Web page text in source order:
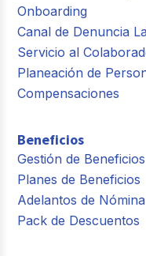
Onboarding
Canal de Denuncia
Servicio al
Planeación de
Compensaciones
Beneficios
Gestión de Beneficios
Planes de Beneficios
Adelantos de Nómina
Pack de Descuentos